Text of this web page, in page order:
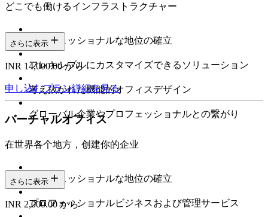
どこでも働けるインフラストラクチャー
プロフェッショナルな地位の確立
フレキシブルにカスタマイズできるソリューション
考え抜かれた機能的オフィスデザイン
グローバル企業やプロフェッショナルとの繋がり
さらに表示
INR 14,000.00 から
申し込むプラン詳細を見る
バーチャルオフィス
在世界各个地方，创建你的企业
プロフェッショナルな地位の確立
プロフェッショナルビジネスおよび管理サービス
さらに表示
INR 2,000.00 から